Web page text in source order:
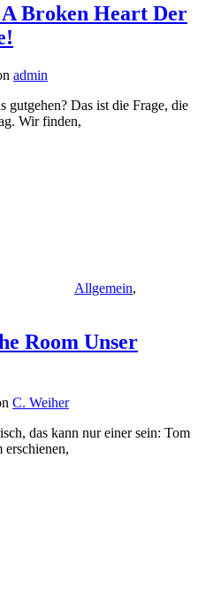
Broken Heart Der
admin
gutgehen? Das ist die Frage, die
Wir finden,
Allgemein,
Room Unser
C. Weiher
das kann nur einer sein: Tom
erschienen,